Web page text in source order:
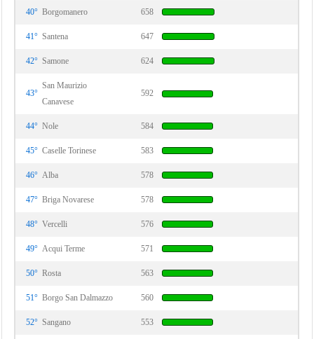
40° Borgomanero 658
41° Santena 647
42° Samone 624
43°
San Maurizio
Canavese
592
44° Nole 584
45° Caselle Torinese 583
46° Alba 578
47° Briga Novarese 578
48° Vercelli 576
49° Acqui Terme 571
50° Rosta 563
51° Borgo San Dalmazzo 560
52° Sangano 553